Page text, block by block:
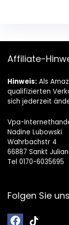
Affiliate-
Hinweis: Als
qualifizierten
sich jederzeit
Vpa-
Nadine Lubowski
Wahrbachstr 4
66887 Sankt Julian
Tel 0170-6035695
Folgen Sie uns